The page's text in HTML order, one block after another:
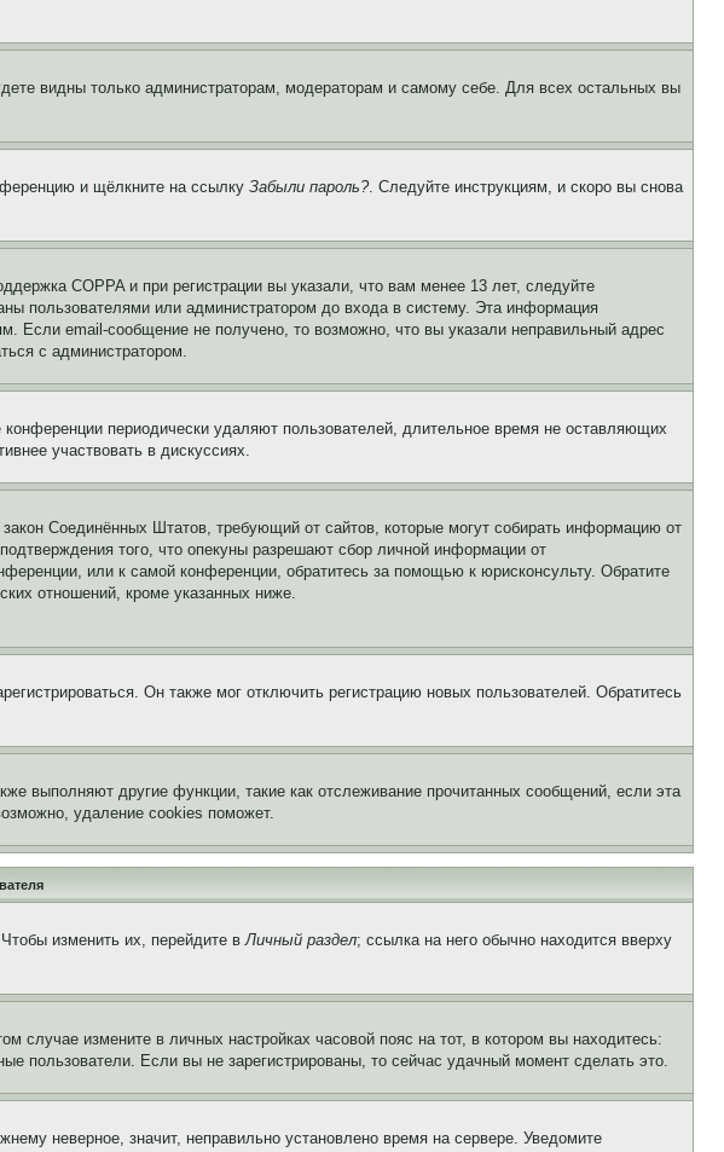
видны только администраторам, модераторам и самому себе. Для всех остальных вы
и щёлкните на ссылку Забыли пароль?. Следуйте инструкциям, и скоро вы снова
COPPA и при регистрации вы указали, что вам менее 13 лет, следуйте
пользователями или администратором до входа в систему. Эта информация
Если email-сообщение не получено, то возможно, что вы указали неправильный адрес
с администратором.
периодически удаляют пользователей, длительное время не оставляющих
участвовать в дискуссиях.
Соединённых Штатов, требующий от сайтов, которые могут собирать информацию от
того, что опекуны разрешают сбор личной информации от
или к самой конференции, обратитесь за помощью к юрисконсульту. Обратите
отношений, кроме указанных ниже.
Он также мог отключить регистрацию новых пользователей. Обратитесь
выполняют другие функции, такие как отслеживание прочитанных сообщений, если эта
удаление cookies поможет.
изменить их, перейдите вЛичный раздел; ссылка на него обычно находится вверху
случае измените в личных настройках часовой пояс на тот, в котором вы находитесь:
пользователи. Если вы не зарегистрированы, то сейчас удачный момент сделать это.
неверное, значит, неправильно установлено время на сервере. Уведомите